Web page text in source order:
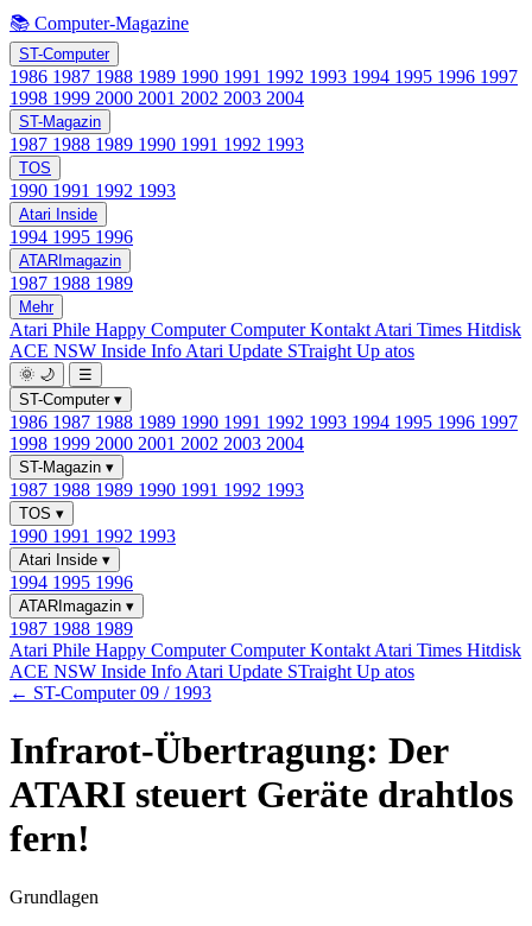
📚 Computer-Magazine
ST-Computer
1986 1987 1988 1989 1990 1991 1992 1993 1994 1995 1996 1997
1998 1999 2000 2001 2002 2003 2004
ST-Magazin
1987 1988 1989 1990 1991 1992 1993
TOS
1990 1991 1992 1993
Atari Inside
1994 1995 1996
ATARImagazin
1987 1988 1989
Mehr
Atari Phile Happy ComputerComputer Kontakt Atari Times Hitdisk
ACE NSW Inside Info Atari Update STraight Up atos
🌞 🌙
☰
ST-Computer ▾
1986 1987 1988 1989 1990 1991 1992 1993 1994 1995 1996 1997
1998 1999 2000 2001 2002 2003 2004
ST-Magazin ▾
1987 1988 1989 1990 1991 1992 1993
TOS ▾
1990 1991 1992 1993
Atari Inside ▾
1994 1995 1996
ATARImagazin ▾
1987 1988 1989
Atari Phile Happy ComputerComputer Kontakt Atari Times Hitdisk
ACE NSW Inside Info Atari Update STraight Up atos
← ST-Computer 09 / 1993
Infrarot-Übertragung: Der
ATARI steuert Geräte drahtlos
fern!
Grundlagen